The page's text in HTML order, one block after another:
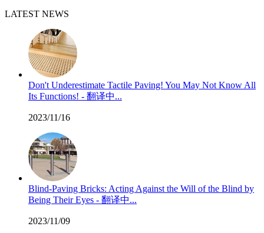
LATEST NEWS
Don't Underestimate Tactile Paving! You May Not Know All
Its Functions! - 翻译中...
2023/11/16
Blind-Paving Bricks: Acting Against the Will of the Blind by
Being Their Eyes - 翻译中...
2023/11/09